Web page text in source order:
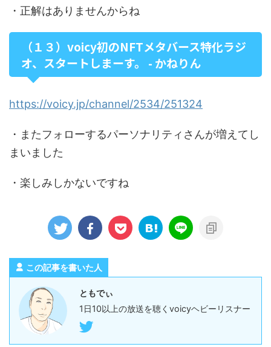
・正解はありませんからね
（１３）voicy初のNFTメタバース特化ラジ
オ、スタートしまーす。 - かねりん
https://voicy.jp/channel/2534/251324
・またフォローするパーソナリティさんが増えてし
まいました
・楽しみしかないですね
この記事を書いた人
ともでぃ
1日10以上の放送を聴くvoicyヘビーリスナー